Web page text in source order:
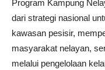
Program Kampung
dari strategi nasional
kawasan pesisir,
masyarakat nelayan,
melalui pengelolaan